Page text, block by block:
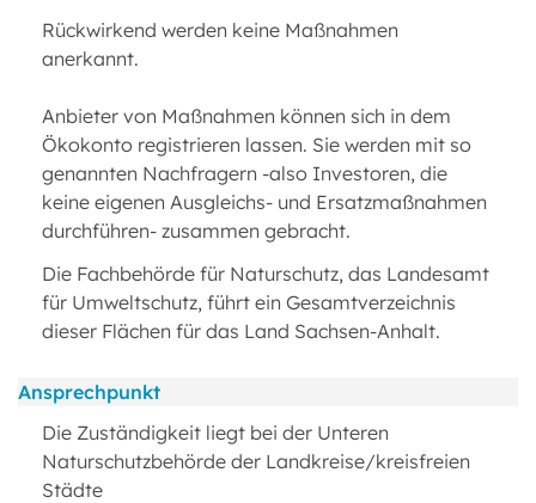
Rückwirkend werden keine Maßnahmen
anerkannt.
Anbieter von Maßnahmen können sich in dem
Ökokonto registrieren lassen. Sie werden mit so
genannten Nachfragern -also Investoren, die
keine eigenen Ausgleichs- und Ersatzmaßnahmen
durchführen- zusammen gebracht.
Die Fachbehörde für Naturschutz, das Landesamt
für Umweltschutz, führt ein Gesamtverzeichnis
dieser Flächen für das Land Sachsen-Anhalt.
Ansprechpunkt
Die Zuständigkeit liegt bei der Unteren
Naturschutzbehörde der Landkreise/kreisfreien
Städte